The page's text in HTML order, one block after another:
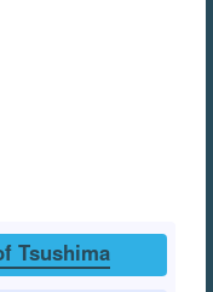
Tsushima